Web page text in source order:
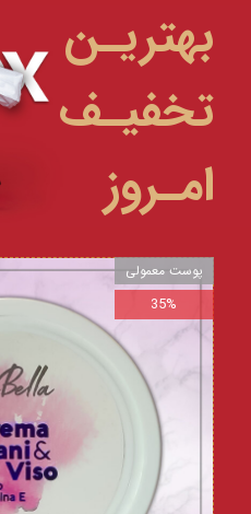
بهتریـن
تخفیـف
امـروز
پوست معمولی
35%